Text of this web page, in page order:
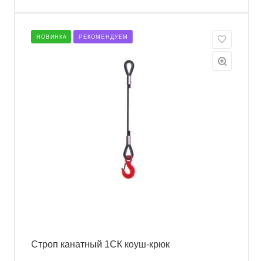
НОВИНКА РЕКОМЕНДУЕМ
Строп канатный 1СК коуш-крюк